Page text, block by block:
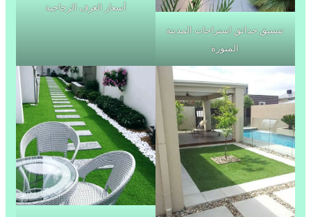
تنسيق حدائق استراحات المدينة
المنورة
أسعار الغرف الزجاجية